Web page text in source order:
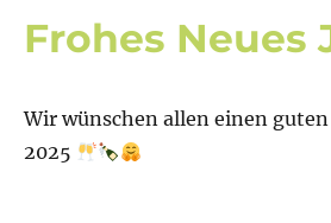
Frohes Neues
Wir wünschen allen einen
2025